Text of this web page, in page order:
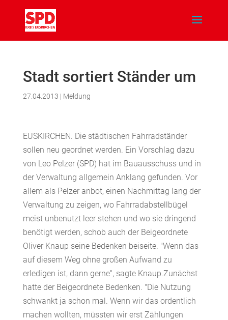
Stadt sortiert Ständer um
27.04.2013 | Meldung
EUSKIRCHEN. Die städtischen Fahrradständer
sollen neu geordnet werden. Ein Vorschlag dazu
von Leo Pelzer (SPD) hat im Bauausschuss und in
der Verwaltung allgemein Anklang gefunden. Vor
allem als Pelzer anbot, einen Nachmittag lang der
Verwaltung zu zeigen, wo Fahrradabstellbügel
meist unbenutzt leer stehen und wo sie dringend
benötigt werden, schob auch der Beigeordnete
Oliver Knaup seine Bedenken beiseite. "Wenn das
auf diesem Weg ohne großen Aufwand zu
erledigen ist, dann gerne", sagte Knaup.Zunächst
hatte der Beigeordnete Bedenken. "Die Nutzung
schwankt ja schon mal. Wenn wir das ordentlich
machen wollten, müssten wir erst Zählungen